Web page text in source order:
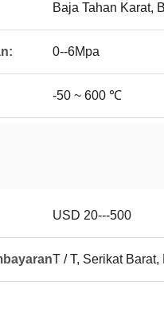
Baja Tahan Karat,
0--6Mpa
-50 ~ 600 ℃
USD 20---500
T / T, Serikat Barat,